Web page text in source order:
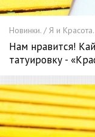
Новинки. / Я и Красота.
Нам нравится!
татуировку -